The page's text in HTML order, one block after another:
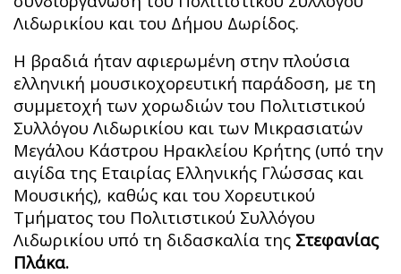
Λιδωρικίου και του Δήμου Δωρίδος.
Η βραδιά ήταν αφιερωμένη στην πλούσια
ελληνική μουσικοχορευτική παράδοση, με τη
συμμετοχή των χορωδιών του Πολιτιστικού
Συλλόγου Λιδωρικίου και των Μικρασιατών
Μεγάλου Κάστρου Ηρακλείου Κρήτης (υπό την
αιγίδα της Εταιρίας Ελληνικής Γλώσσας και
Μουσικής), καθώς και του Χορευτικού
Τμήματος του Πολιτιστικού Συλλόγου
Λιδωρικίου υπό τη διδασκαλία της Στεφανίας
Πλάκα.